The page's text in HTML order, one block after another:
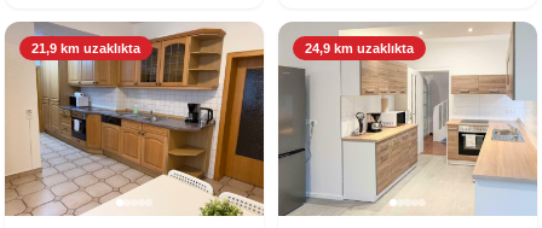
21,9 km uzaklıkta 24,9 km uzaklıkta